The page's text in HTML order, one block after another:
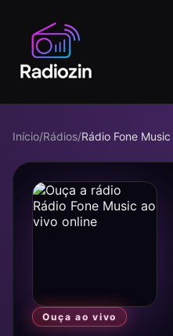
Início/Rádios/Rádio Fone Music
Ouça ao vivo